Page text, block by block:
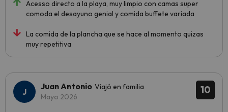
Acesso directo a la playa, muy limpio con camas super
comoda el desayuno genial y comida buffete variada
La comida de la plancha que se hace al momento quizas
muy repetitiva
10
Juan Antonio Viajó en familia
Mayo 2026